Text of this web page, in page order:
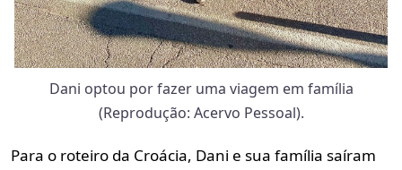
Dani optou por fazer uma viagem em família
(Reprodução: Acervo Pessoal).
Para o roteiro da Croácia, Dani e sua família saíram